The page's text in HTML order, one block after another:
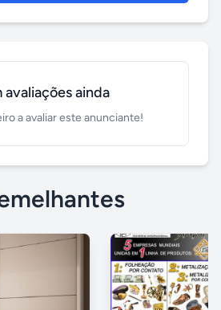
avaliações ainda
a avaliar este anunciante!